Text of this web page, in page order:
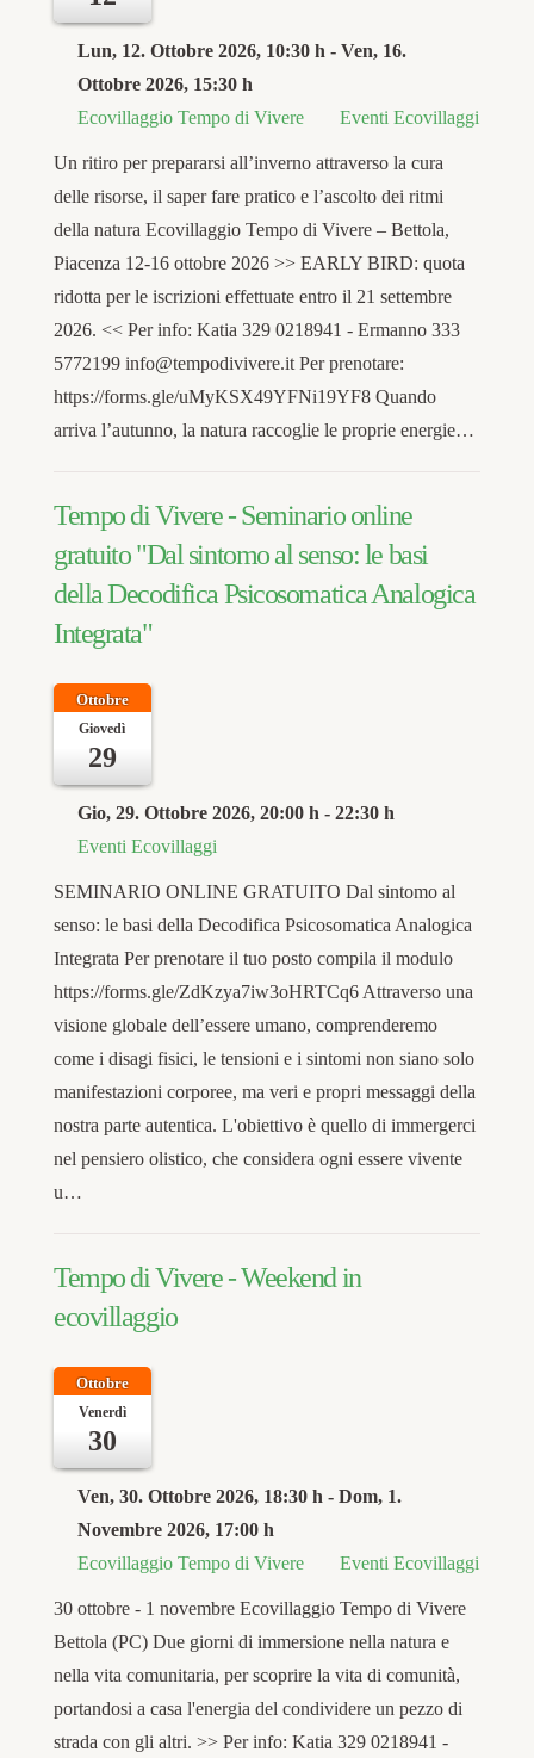
Lun, 12. Ottobre 2026, 10:30 h - Ven, 16.
Ottobre 2026, 15:30 h
Ecovillaggio Tempo di Vivere
Eventi Ecovillaggi
Un ritiro per prepararsi all’inverno attraverso la cura
delle risorse, il saper fare pratico e l’ascolto dei ritmi
della natura Ecovillaggio Tempo di Vivere – Bettola,
Piacenza 12-16 ottobre 2026 >> EARLY BIRD: quota
ridotta per le iscrizioni effettuate entro il 21 settembre
2026. << Per info: Katia 329 0218941 - Ermanno 333
5772199 info@tempodivivere.it Per prenotare:
https://forms.gle/uMyKSX49YFNi19YF8 Quando
arriva l’autunno, la natura raccoglie le proprie energie…
Tempo di Vivere - Seminario online
gratuito "Dal sintomo al senso: le basi
della Decodifica Psicosomatica Analogica
Integrata"
Ottobre
Giovedì
29
Gio, 29. Ottobre 2026, 20:00 h - 22:30 h
Eventi Ecovillaggi
SEMINARIO ONLINE GRATUITO Dal sintomo al
senso: le basi della Decodifica Psicosomatica Analogica
Integrata Per prenotare il tuo posto compila il modulo
https://forms.gle/ZdKzya7iw3oHRTCq6 Attraverso una
visione globale dell’essere umano, comprenderemo
come i disagi fisici, le tensioni e i sintomi non siano solo
manifestazioni corporee, ma veri e propri messaggi della
nostra parte autentica. L'obiettivo è quello di immergerci
nel pensiero olistico, che considera ogni essere vivente
u…
Tempo di Vivere - Weekend in
ecovillaggio
Ottobre
Venerdì
30
Ven, 30. Ottobre 2026, 18:30 h - Dom, 1.
Novembre 2026, 17:00 h
Ecovillaggio Tempo di Vivere
Eventi Ecovillaggi
30 ottobre - 1 novembre Ecovillaggio Tempo di Vivere
Bettola (PC) Due giorni di immersione nella natura e
nella vita comunitaria, per scoprire la vita di comunità,
portandosi a casa l'energia del condividere un pezzo di
strada con gli altri. >> Per info: Katia 329 0218941 -